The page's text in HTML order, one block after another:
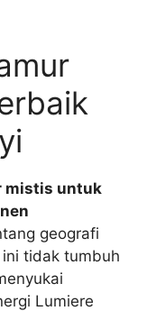
mistis untuk
geografi
tidak tumbuh
Lumiere